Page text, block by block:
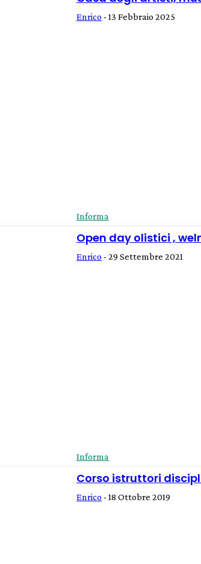
Enrico - 13 Febbraio 2025
Informa
Open day olistici ,
Enrico - 29 Settembre 2021
Informa
Corso istruttori
Enrico - 18 Ottobre 2019